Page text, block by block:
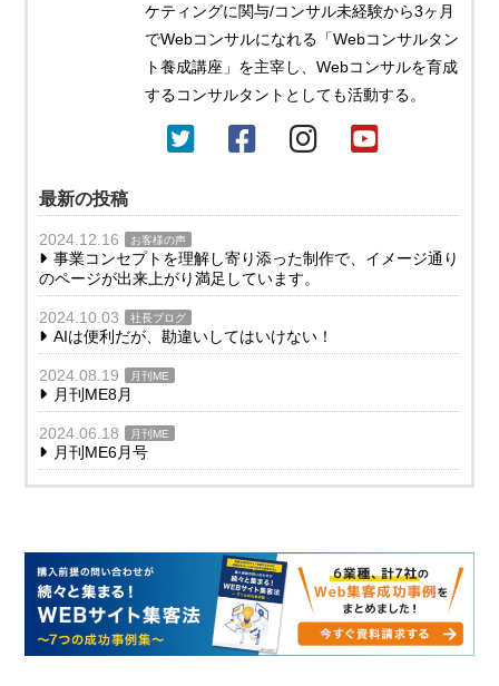
ケティングに関与/コンサル未経験から3ヶ月
でWebコンサルになれる「Webコンサルタン
ト養成講座」を主宰し、Webコンサルを育成
するコンサルタントとしても活動する。
最新の投稿
2024.12.16 お客様の声
事業コンセプトを理解し寄り添った制作で、イメージ通り
のページが出来上がり満足しています。
2024.10.03 社長ブログ
AIは便利だが、勘違いしてはいけない！
2024.08.19 月刊ME
月刊ME8月
2024.06.18 月刊ME
月刊ME6月号